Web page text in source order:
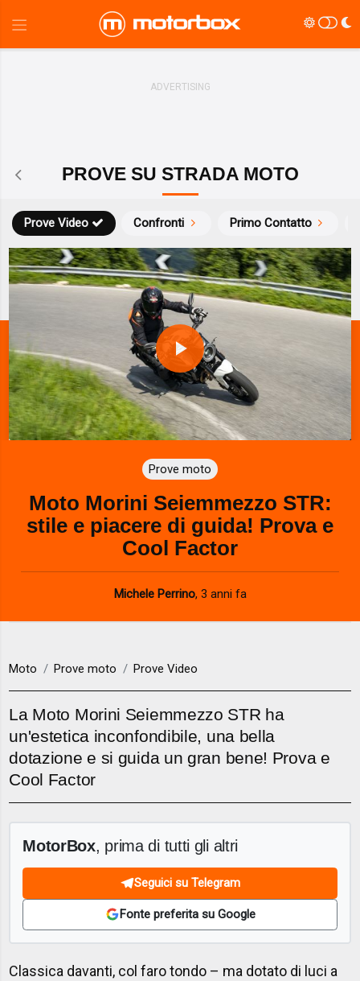
PROVE SU STRADA MOTO
Prove Video Confronti Primo Contatto
P
l
a
y
V
i
d
e
Prove moto
Moto Morini Seiemmezzo STR:
stile e piacere di guida! Prova e
Cool Factor
Michele Perrino, 3 anni fa
Moto Prove moto Prove Video
La Moto Morini Seiemmezzo STR ha
un'estetica inconfondibile, una bella
dotazione e si guida un gran bene! Prova e
Cool Factor
MotorBox, prima di tutti gli altri
Seguici su Telegram
Fonte preferita su Google
Classica davanti, col faro tondo – ma dotato di luci a